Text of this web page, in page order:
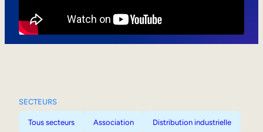
SECTEURS
Tous secteurs Association Distribution industrielle